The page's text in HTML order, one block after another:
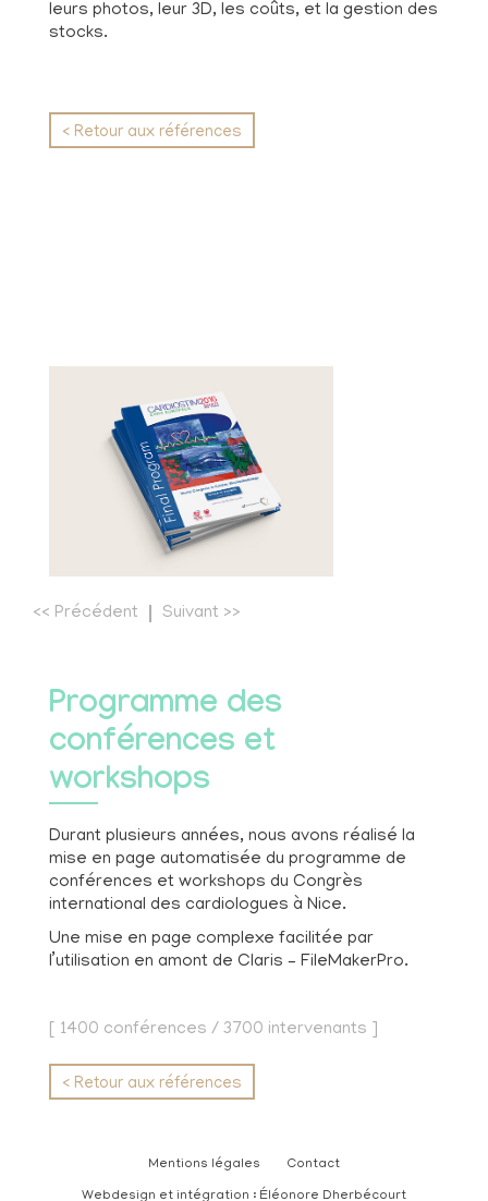
leurs photos, leur 3D, les coûts, et la gestion des
stocks.
< Retour aux références
<< Précédent Suivant >>
Programme des
conférences et
workshops
Durant plusieurs années, nous avons réalisé la
mise en page automatisée du programme de
conférences et workshops du Congrès
international des cardiologues à Nice.
Une mise en page complexe facilitée par
l’utilisation en amont de Claris – FileMakerPro.
[ 1400 conférences / 3700 intervenants ]
< Retour aux références
Mentions légales Contact
Webdesign et intégration : Éléonore Dherbécourt